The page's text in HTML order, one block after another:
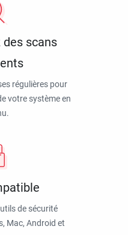
scans
régulières pour
votre système en
de sécurité
Mac, Android et